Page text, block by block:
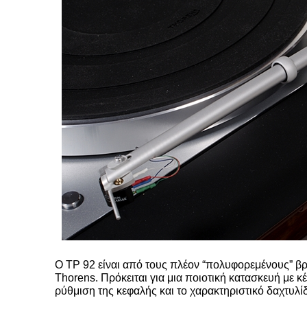
Ο TP 92 είναι από τους πλέον “πολυφορεμένους”
Thorens. Πρόκειται για μια ποιοτική κατασκευή με
ρύθμιση της κεφαλής και το χαρακτηριστικό